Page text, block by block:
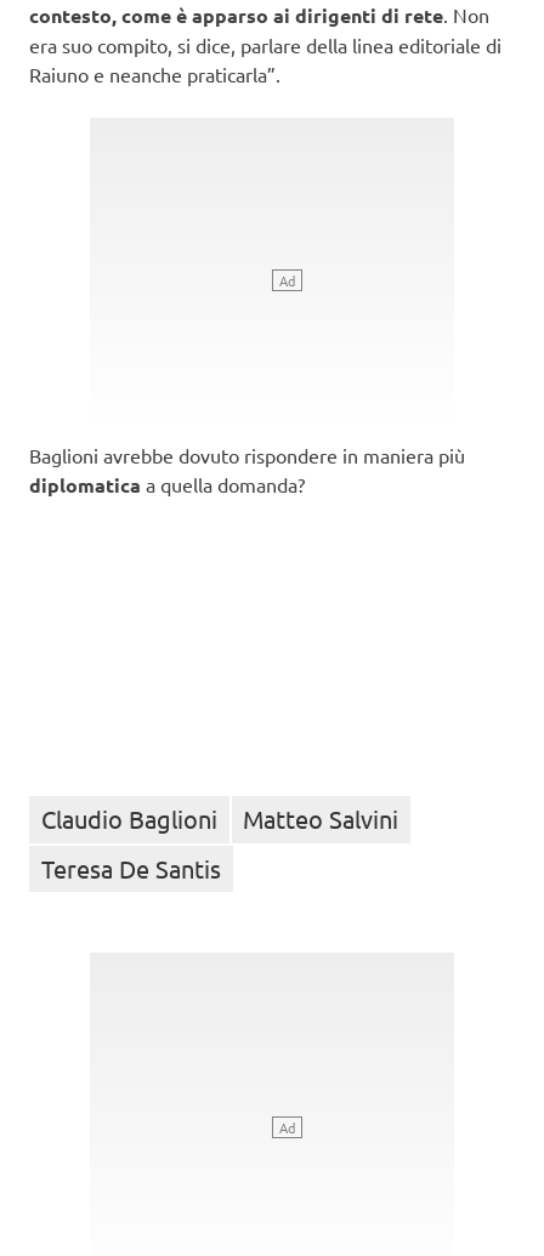
contesto, come è apparso ai dirigenti di rete . Non
era suo compito, si dice, parlare della linea editoriale di
Raiuno e neanche praticarla”.
Baglioni avrebbe dovuto rispondere in maniera più
diplomatica a quella domanda?
Claudio Baglioni
Matteo Salvini
Teresa De Santis